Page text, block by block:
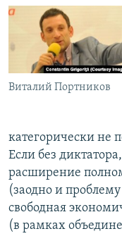
Виталий Портников
категорически не
Если без
расширение
(заодно и
свободная
(в рамках